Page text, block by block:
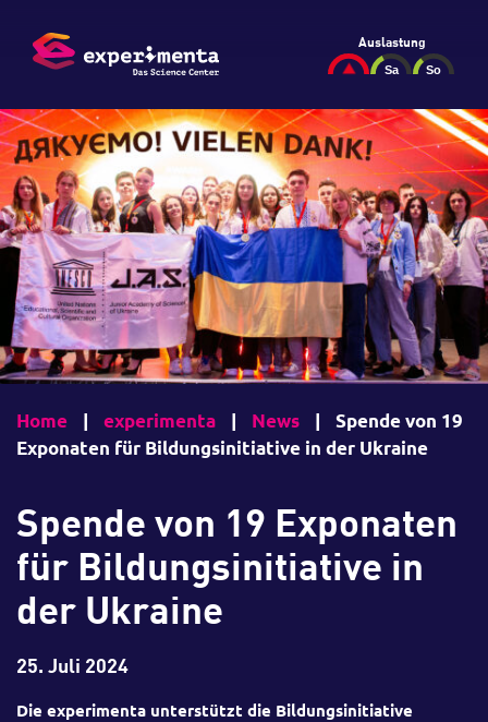
Auslastung
Home | experimenta | News |
Spende von 19
Exponaten für Bildungsinitiative in der Ukraine
Spende von 19 Exponaten
für Bildungsinitiative in
der Ukraine
25. Juli 2024
Die experimenta unterstützt die Bildungsinitiative